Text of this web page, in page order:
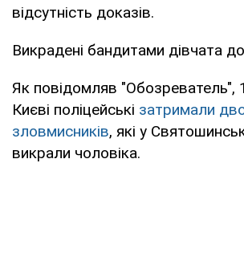
відсутність доказів.
Викрадені бандитами дівчата
Як повідомляв "Обозреватель",
Києві поліцейські затримали
зловмисників, які у
викрали чоловіка.